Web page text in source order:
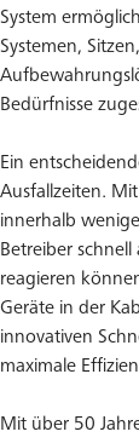
System
Systemen,
Bedürfnisse
Ein
Ausfallzeiten.
innerhalb
Betreiber
reagieren
Geräte in der
innovativen
maximale
Mit über 50